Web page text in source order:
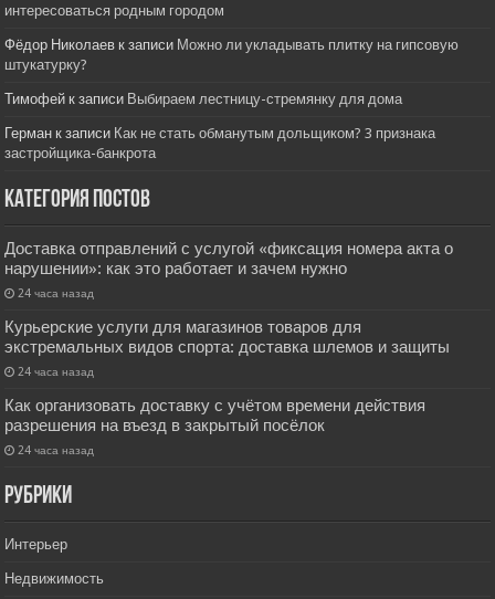
интересоваться родным городом
Фёдор Николаев к записи Можно ли укладывать плитку на гипсовую
штукатурку?
Тимофей к записи Выбираем лестницу-стремянку для дома
Герман к записи Как не стать обманутым дольщиком? 3 признака
застройщика-банкрота
Категория постов
Доставка отправлений с услугой «фиксация номера акта о
нарушении»: как это работает и зачем нужно
24 часа назад
Курьерские услуги для магазинов товаров для
экстремальных видов спорта: доставка шлемов и защиты
24 часа назад
Как организовать доставку с учётом времени действия
разрешения на въезд в закрытый посёлок
24 часа назад
РУбрики
Интерьер
Недвижимость